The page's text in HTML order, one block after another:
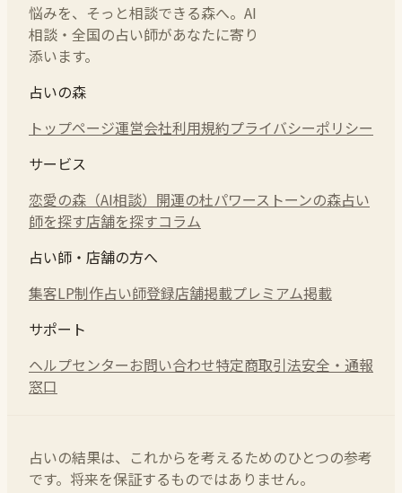
悩みを、そっと相談できる森へ。AI
相談・全国の占い師があなたに寄り
添います。
占いの森
トップページ運営会社利用規約プライバシーポリシー
サービス
恋愛の森（AI相談） 開運の杜パワーストーンの森占い
師を探す店舗を探すコラム
占い師・店舗の方へ
集客LP制作占い師登録店舗掲載プレミアム掲載
サポート
ヘルプセンターお問い合わせ特定商取引法安全・通報
窓口
占いの結果は、これからを考えるためのひとつの参考
です。将来を保証するものではありません。